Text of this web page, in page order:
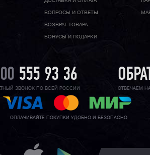
ВОПРОСЫ И ОТВЕТЫ
ВОЗВРАТ ТОВАРА
БОНУСЫ И ПОДАРКИ
555 93 36
ЗВОНОК ПО ВСЕЙ РОССИИ ОТВЕЧАЕМ
ОПЛАЧИВАЙТЕ ПОКУПКИ УДОБНО И БЕЗОПАСНО